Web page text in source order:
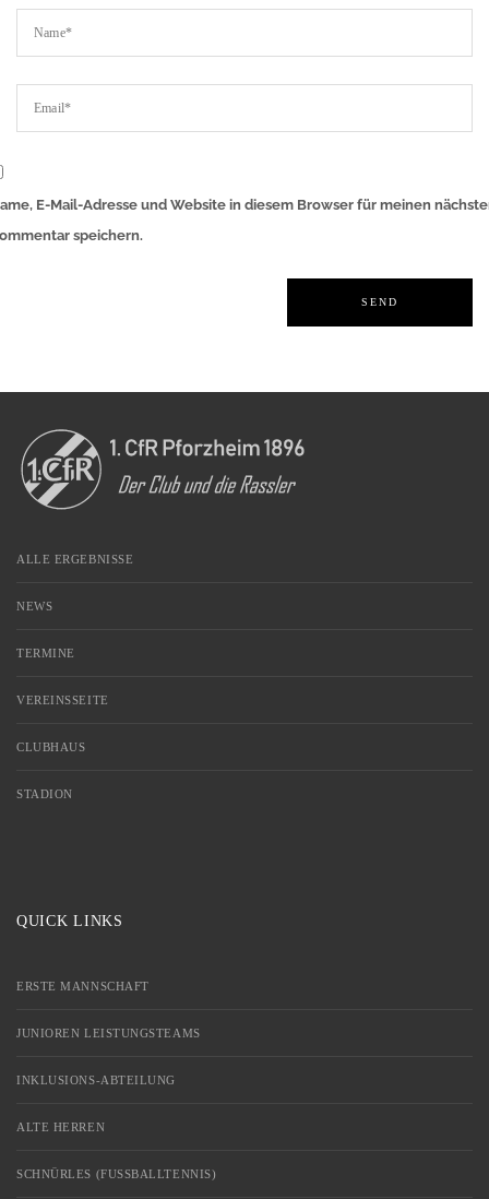
E-Mail-Adresse und Website in diesem Browser für meinen
speichern.
ALLE ERGEBNISSE
NEWS
TERMINE
VEREINSSEITE
CLUBHAUS
STADION
QUICK LINKS
ERSTE MANNSCHAFT
JUNIOREN LEISTUNGSTEAMS
INKLUSIONS-ABTEILUNG
ALTE HERREN
SCHNÜRLES (FUSSBALLTENNIS)